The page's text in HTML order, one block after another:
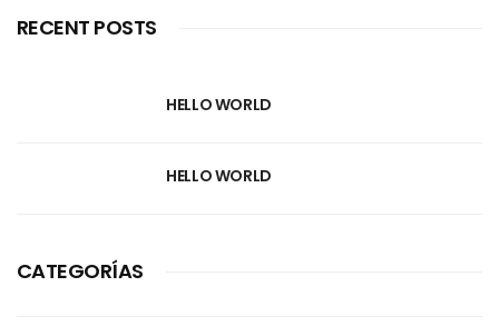
RECENT POSTS
HELLO WORLD
HELLO WORLD
CATEGORÍAS